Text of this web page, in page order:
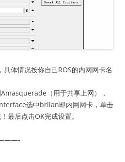
体情况按你自己ROS的内网网卡名
（用于共享上网），
选中brilan即内网网卡，单击
最后点击OK完成设置。